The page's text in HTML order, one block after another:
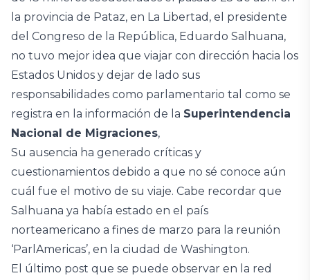
la provincia de Pataz, en La Libertad, el presidente
del Congreso de la República, Eduardo Salhuana,
no tuvo mejor idea que viajar con dirección hacia los
Estados Unidos y dejar de lado sus
responsabilidades como parlamentario tal como se
registra en la información de la Superintendencia
Nacional de Migraciones,
Su ausencia ha generado críticas y
cuestionamientos debido a que no sé conoce aún
cuál fue el motivo de su viaje. Cabe recordar que
Salhuana ya había estado en el país
norteamericano a fines de marzo para la reunión
‘ParlAmericas’, en la ciudad de Washington.
El último post que se puede observar en la red